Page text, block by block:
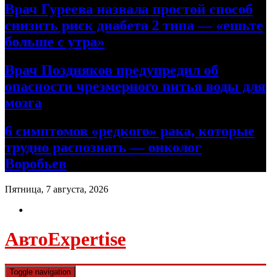
Врач Гуреева назвала простой способ
снизить риск диабета 2 типа — «ешьте
больше с утра»
Врач Поздняков предупредил об
опасности чрезмерного питья воды для
мозга
6 симптомов «редкого» рака, которые
трудно распознать — онколог
Воробьев
Пятница, 7 августа, 2026
АвтоExpertise
Toggle navigation